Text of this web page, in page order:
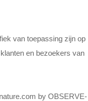
van toepassing zijn op
en bezoekers van
by OBSERVE-